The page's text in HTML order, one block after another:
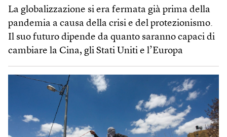
La globalizzazione si era fermata già prima della
pandemia a causa della crisi e del protezionismo.
Il suo futuro dipende da quanto saranno capaci di
cambiare la Cina, gli Stati Uniti e l’Europa